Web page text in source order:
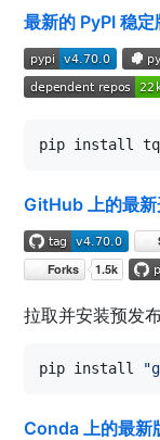
最新的 PyPI 稳定
pip install
GitHub 上的最
拉取并安装预发
pip install "
Conda 上的最新